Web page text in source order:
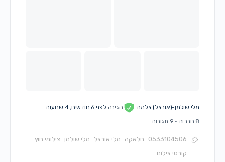
מלי שולמן-(אורצל) צלמת הגיבה לפני 6 חודשים, 4 שבועות
8 חברות
· 9 תגובות
0533104506 חלאקה מלי אורצל מלי שולמן
צילומי חוץ
קורסי צילום